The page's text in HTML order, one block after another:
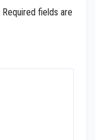
Required fields are